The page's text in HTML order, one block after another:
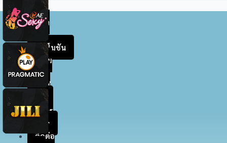
หน้า
โปรโมชัน
สะสม
แต้ม
เข้าสู่
ระบบ
สมัคร
สมาชิก
ติดต่อ